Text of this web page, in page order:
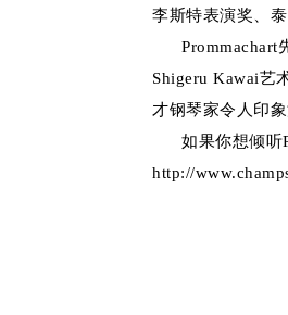
李斯特表演奖、
Prommachart先
Shigeru Kawai艺
才钢琴家令人印
如果你想倾听
http://